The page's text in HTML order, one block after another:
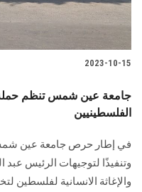
2023-10-15
جامعة عين شمس تنظم حملة
الفلسطينيين
في إطار حرص جامعة عين شمس
وتنفيذًا لتوجيهات الرئيس
والإغاثة الانسانية